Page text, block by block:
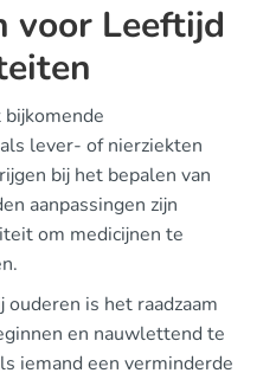
voor Leeftijd
lever- of nierziekten
bij het bepalen van
aanpassingen zijn
om medicijnen te
ouderen is het raadzaam
en nauwlettend te
iemand een verminderde